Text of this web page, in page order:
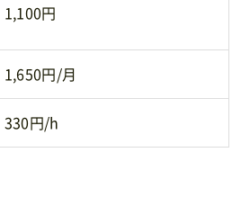
1,100円
1,650円/月
330円/h